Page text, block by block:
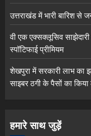
उत्तराखंड में भारी बारिश से
वी एक एक्सक्लूसिव
स्पॉटिफाई प्रीमियम
शेखपुरा में सरकारी लाभ का
साइबर ठगी के पैसों का
हमारे साथ जुड़ें